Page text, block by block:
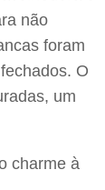
não
foram
O
um